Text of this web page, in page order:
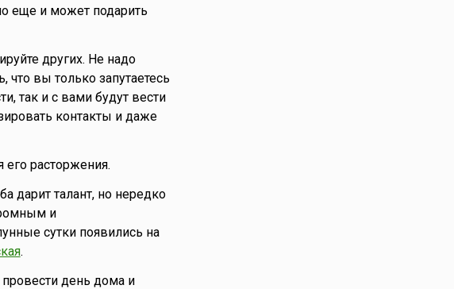
еще и может подарить
других. Не надо
что вы только запутаетесь
так и с вами будут вести
контакты и даже
его расторжения.
дарит талант, но нередко
и
сутки появились на
.
провести день дома и